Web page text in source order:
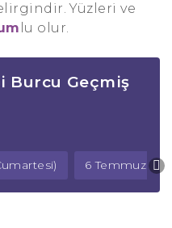
Yüzleri ve
lu olur.
Burcu Geçmiş
6 Temmuz